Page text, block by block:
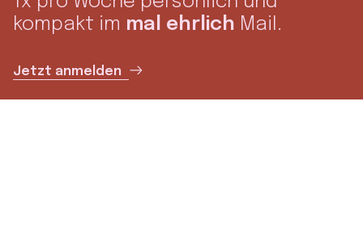
kompakt im mal ehrlich Mail.
Jetzt anmelden